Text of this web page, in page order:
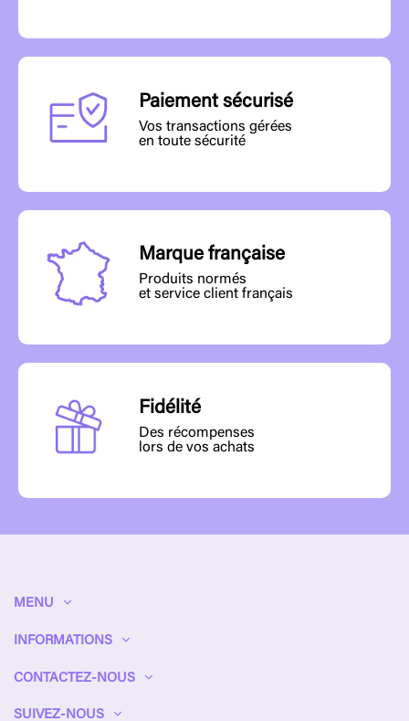
Paiement sécurisé
Vos transactions gérées
en toute sécurité
Marque française
Produits normés
et service client français
Fidélité
Des récompenses
lors de vos achats
MENU
INFORMATIONS
CONTACTEZ-NOUS
SUIVEZ-NOUS